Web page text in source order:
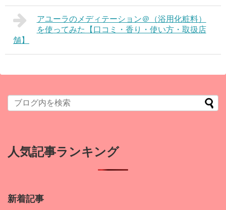
アユーラのメディテーション＠（浴用化粧料）
を使ってみた【口コミ・香り・使い方・取扱店
舗】
人気記事ランキング
新着記事